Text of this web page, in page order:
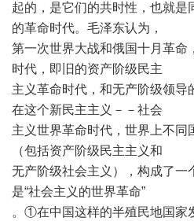
起的，是它们的共时性，也就是
的革命时代。毛泽东认为，
第一次世界大战和俄国十月革命
时代，即旧的资产阶级民主
主义革命时代，和无产阶级领导
在这个新民主主义－－社会
主义世界革命时代，世界上不同
（包括资产阶级民主主义和
无产阶级社会主义），构成了一
是“社会主义的世界革命”
。①在中国这样的半殖民地国家